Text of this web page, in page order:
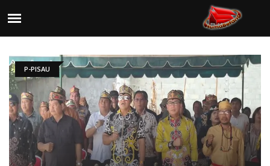
P-PISAU